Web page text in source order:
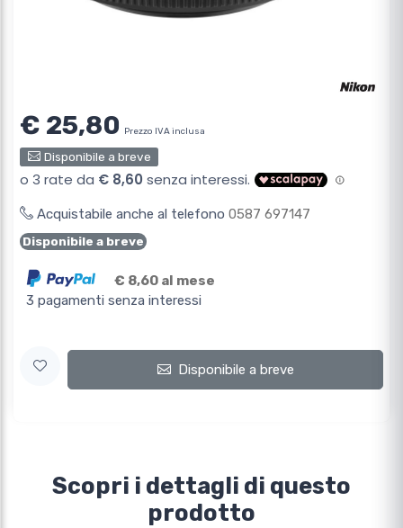
€ 25,80 Prezzo IVA inclusa
Disponibile a breve
Acquistabile anche al telefono 0587 697147
Disponibile a breve
€ 8,60 al mese
3 pagamenti senza interessi
Disponibile a breve
Scopri i dettagli di questo
prodotto